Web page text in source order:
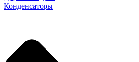
Конденсаторы